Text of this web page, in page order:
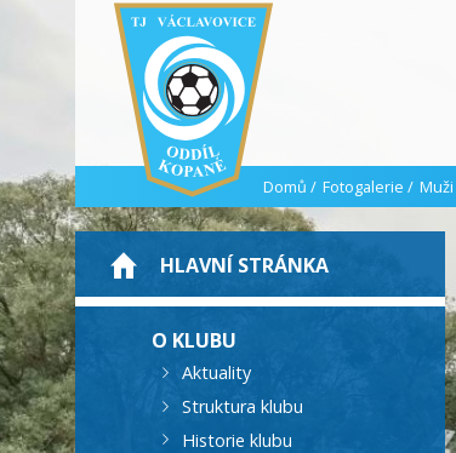
Domů / Fotogalerie / Muži
HLAVNÍ STRÁNKA
O KLUBU
Aktuality
Struktura klubu
Historie klubu